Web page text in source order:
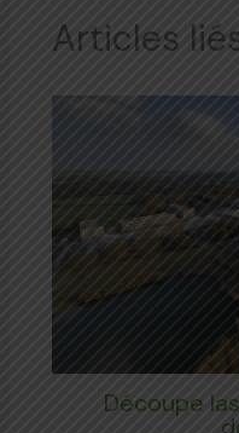
Articles
Découpe